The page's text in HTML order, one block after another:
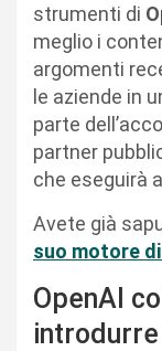
strumenti di
meglio i
argomenti
le aziende in
parte
partner
che eseguirà
Avete già
suo motore
OpenAI
introdurre